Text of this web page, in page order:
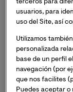
profesional de
7
nutrición
un
terceros para
usuarios, para
uso del Site, así
Utilizamos
personalizada
base de un perfil
navegación (por
que nos facilites
Puedes aceptar o